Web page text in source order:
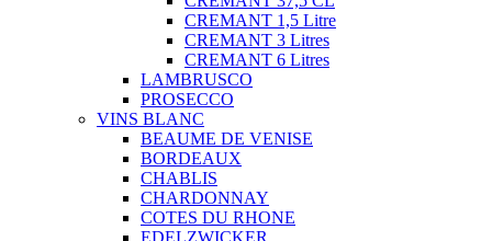
CREMANT 1,5 Litre
CREMANT 3 Litres
CREMANT 6 Litres
LAMBRUSCO
PROSECCO
VINS BLANC
BEAUME DE VENISE
BORDEAUX
CHABLIS
CHARDONNAY
COTES DU RHONE
EDELZWICKER